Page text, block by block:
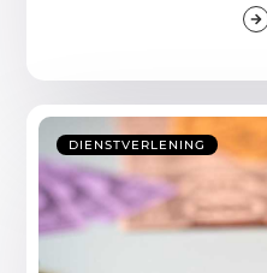
DIENSTVERLENING